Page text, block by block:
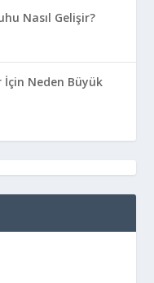
Nasıl Gelişir?
İçin Neden Büyük